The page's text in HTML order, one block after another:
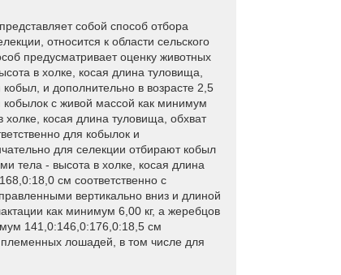
собой способ отбора
относится к области сельского
предусматривает оценку животных
в холке, косая длина туловища,
кобыл, и дополнительно в возрасте 2,5
с живой массой как минимум
косая длина туловища, обхват
для кобылок и
для селекции отбирают кобыл
тела - высота в холке, косая длина
см соответственно с
вертикально вниз и длиной
как минимум 6,00 кг, а жеребцов
141,0:146,0:176,0:18,5 см
племенных лошадей, в том числе для